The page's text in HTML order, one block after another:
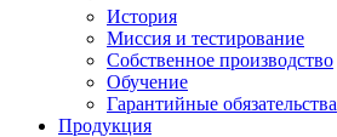
История
Миссия и тестирование
Собственное производство
Обучение
Гарантийные обязательства
Продукция